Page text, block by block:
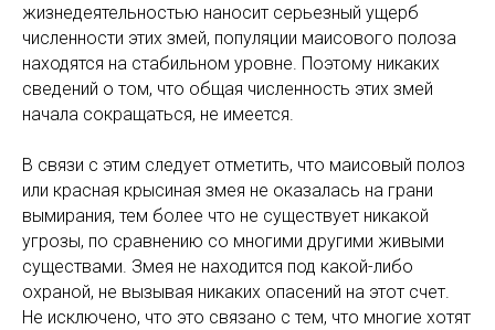
жизнедеятельностью наносит серьезный ущерб
численности этих змей, популяции маисового полоза
находятся на стабильном уровне. Поэтому никаких
сведений о том, что общая численность этих змей
начала сокращаться, не имеется.
В связи с этим следует отметить, что маисовый полоз
или красная крысиная змея не оказалась на грани
вымирания, тем более что не существует никакой
угрозы, по сравнению со многими другими живыми
существами. Змея не находится под какой-либо
охраной, не вызывая никаких опасений на этот счет.
Не исключено, что это связано с тем, что многие хотят